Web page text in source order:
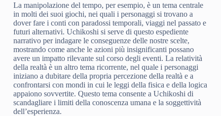
La manipolazione del tempo, per esempio, è un tema centrale
in molti dei suoi giochi, nei quali i personaggi si trovano a
dover fare i conti con paradossi temporali, viaggi nel passato e
futuri alternativi. Uchikoshi si serve di questo espediente
narrativo per indagare le conseguenze delle nostre scelte,
mostrando come anche le azioni più insignificanti possano
avere un impatto rilevante sul corso degli eventi. La relatività
della realtà è un altro tema ricorrente, nel quale i personaggi
iniziano a dubitare della propria percezione della realtà e a
confrontarsi con mondi in cui le leggi della fisica e della logica
appaiono sovvertite. Questo tema consente a Uchikoshi di
scandagliare i limiti della conoscenza umana e la soggettività
dell’esperienza.